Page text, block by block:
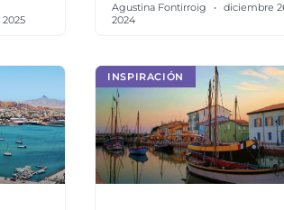
2025
Agustina Fontirroig
diciembre
2024
INSPIRACIÓN